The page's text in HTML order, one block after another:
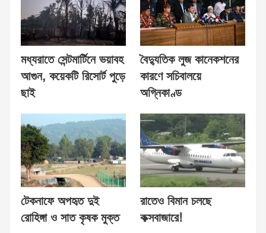
মধ্যরাতে সেন্টমার্টিনে ভয়াবহ
আগুন, কয়েকটি রিসোর্ট পুড়ে
ছাই
বৈদ্যুতিক লুজ কানেকশনের
কারণে সচিবালয়ে
অগ্নিকাণ্ড
টেকনাফে অপহৃত দুই
রোহিঙ্গা ও সাত কৃষক মুক্ত
রাতেও বিমান চলছে
কক্সবাজারে!